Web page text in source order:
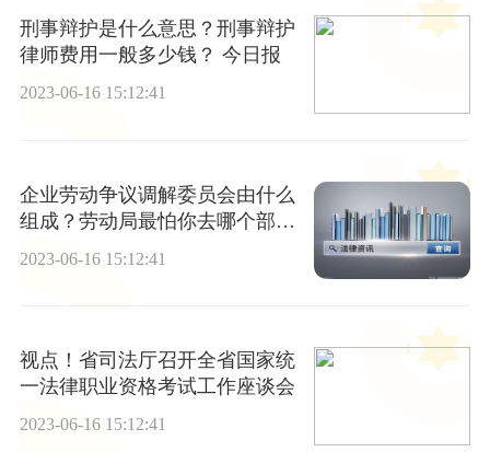
刑事辩护是什么意思？刑事辩护
律师费用一般多少钱？ 今日报
2023-06-16 15:12:41
企业劳动争议调解委员会由什么
组成？劳动局最怕你去哪个部门
2023-06-16 15:12:41
视点！省司法厅召开全省国家统
一法律职业资格考试工作座谈会
2023-06-16 15:12:41